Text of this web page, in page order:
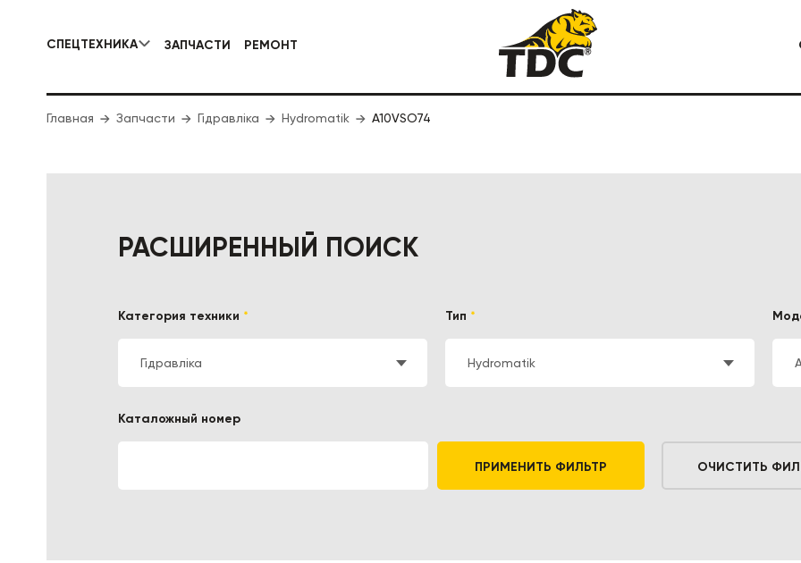
СПЕЦТЕХНИКА
КОММУНАЛЬНАЯ СПЕЦТЕХНИКА ДОРОЖНАЯ СПЕЦТЕХНИКА
СТРОИТЕЛЬНАЯ
ЗАПЧАСТИ РЕМОНТ
Главная Запчасти Гідравліка Hydromatik A10VSO74
РАСШИРЕННЫЙ ПОИСК
Категория техники *
Гідравліка
Тип *
Hydromatik
Каталожный номер
ПРИМЕНИТЬ ФИЛЬТР ОЧИСТИТЬ